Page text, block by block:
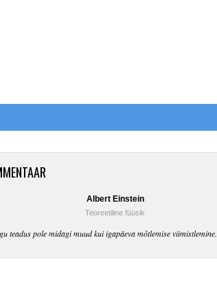
Albert Einstein
Teoreetiline füüsik
teadus pole midagi muud kui igapäeva mõtlemise viimistlemine.